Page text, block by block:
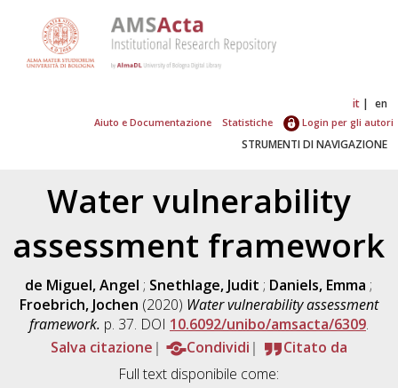
it en
Aiuto e Documentazione Statistiche Login per gli autori
STRUMENTI DI NAVIGAZIONE
Water vulnerability
assessment framework
de Miguel, Angel ; Snethlage, Judit ; Daniels, Emma ;
Froebrich, Jochen (2020) Water vulnerability assessment
framework. p. 37. DOI 10.6092/unibo/amsacta/6309.
Salva citazione
Condividi
Citato da
Full text disponibile come: